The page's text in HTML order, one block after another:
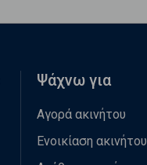
Ψάχνω για
Αγορά ακινήτου
Ενοικίαση ακινήτου